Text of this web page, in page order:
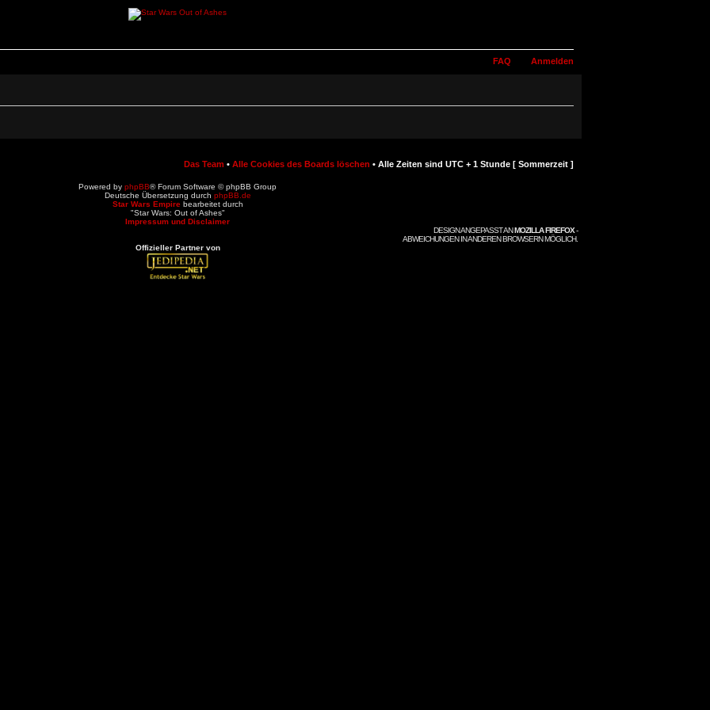
FAQ Anmelden
Das Team • Alle Cookies des Boards löschen • Alle Zeiten sind UTC + 1 Stunde [ Sommerzeit ]
Powered by phpBB® Forum Software © phpBB Group
Deutsche Übersetzung durch phpBB.de
Star Wars Empirebearbeitet durch
"Star Wars: Out of Ashes"
Impressum und Disclaimer
DESIGN ANGEPASST ANMOZILLA FIREFOX-
ABWEICHUNGEN IN ANDEREN BROWSERN MÖGLICH.
Offizieller Partner von